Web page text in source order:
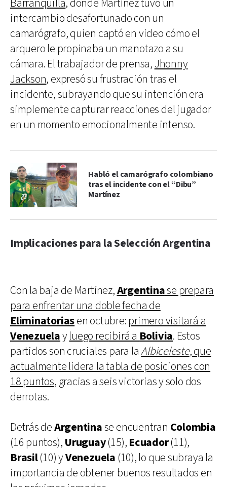
Barranquilla, donde Martínez tuvo un
intercambio desafortunado con un
camarógrafo, quien captó en video cómo el
arquero le propinaba un manotazo a su
cámara. El trabajador de prensa, Jhonny
Jackson, expresó su frustración tras el
incidente, subrayando que su intención era
simplemente capturar reacciones del jugador
en un momento emocionalmente intenso.
Habló el camarógrafo colombiano
tras el incidente con el “Dibu”
Martínez
Implicaciones para la Selección Argentina
Con la baja de Martínez,Argentinase prepara
para enfrentar una doble fecha de
Eliminatoriasen octubre:primero visitará a
Venezuelayluego recibirá a Bolivia. Estos
partidos son cruciales para laAlbiceleste, que
actualmente lidera la tabla de posiciones con
18 puntos, gracias a seis victorias y solo dos
derrotas.
Detrás deArgentinase encuentran Colombia
(16 puntos), Uruguay(15), Ecuador(11),
Brasil(10) yVenezuela (10), lo que subraya la
importancia de obtener buenos resultados en